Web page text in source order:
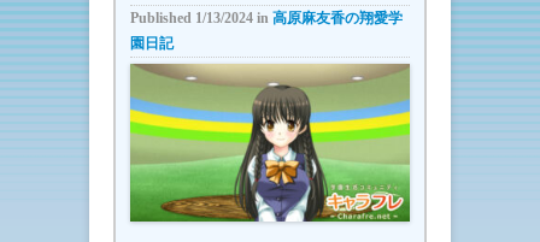
Published 1/13/2024 in 高原麻友香の翔愛学
園日記